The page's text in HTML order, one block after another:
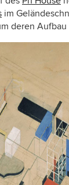
im
deren